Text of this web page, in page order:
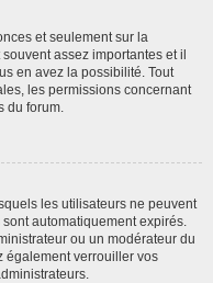
et seulement sur la
assez importantes et il
en avez la possibilité. Tout
les permissions concernant
du forum.
les utilisateurs ne peuvent
automatiquement expirés.
ou un modérateur du
également verrouiller vos